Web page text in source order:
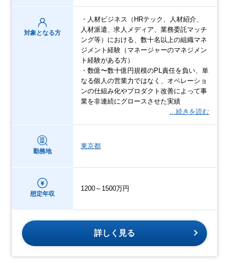
対象となる方
・人材ビジネス（HRテック、人材紹介、
人材派遣、求人メディア、業務委託マッチ
ング等）における、数十名以上の組織マネ
ジメント経験（マネージャーのマネジメン
ト経験がある方）
・数億〜数十億円規模のPL責任を負い、単
なる個人の営業力ではなく、オペレーショ
ンの仕組み化やプロダクト改善によって事
業を非連続にグロースさせた実績
…続きを読む
勤務地
東京都
想定年収
1200～1500万円
詳しく見る